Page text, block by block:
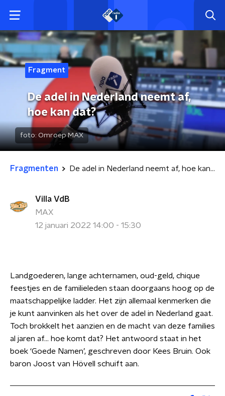
Fragment
De adel in Nederland neemt af,
hoe kan dat?
foto: Omroep MAX
Fragmenten De adel in Nederland neemt af, hoe kan dat?
Villa VdB
MAX
12 januari 2022 14:00 - 15:30
Landgoederen, lange achternamen, oud-geld, chique
feestjes en de familieleden staan doorgaans hoog op de
maatschappelijke ladder. Het zijn allemaal kenmerken die
je kunt aanvinken als het over de adel in Nederland gaat.
Toch brokkelt het aanzien en de macht van deze families
al jaren af… hoe komt dat? Het antwoord staat in het
boek ‘Goede Namen’, geschreven door Kees Bruin. Ook
baron Joost van Hövell schuift aan.